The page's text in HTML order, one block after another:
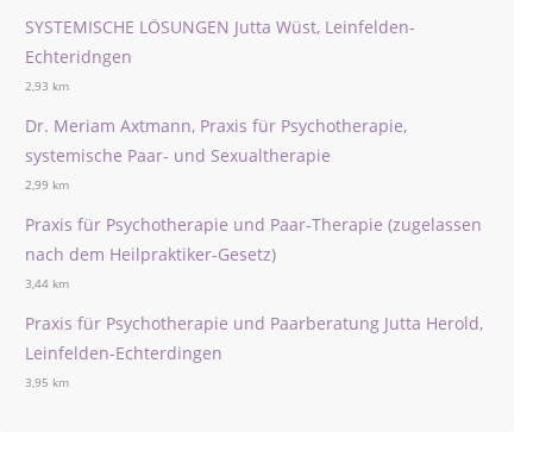
SYSTEMISCHE LÖSUNGEN Jutta Wüst, Leinfelden-
Echteridngen
2,93 km
Dr. Meriam Axtmann, Praxis für Psychotherapie,
systemische Paar- und Sexualtherapie
2,99 km
Praxis für Psychotherapie und Paar-Therapie (zugelassen
nach dem Heilpraktiker-Gesetz)
3,44 km
Praxis für Psychotherapie und Paarberatung Jutta Herold,
Leinfelden-Echterdingen
3,95 km